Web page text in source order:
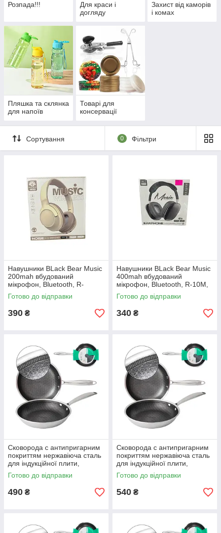
Розпада!!!
Для краси і
догляду
Захист від каморів
і комах
Пляшка та склянка
для напоїв
Товарі для
консервації
Сортування 0 Фільтри
Навушники BLack Bear Music
200mah вбудований
мікрофон, Bluetooth, R-
10M,AUX
Готово до відправки
390 ₴
Навушники BLack Bear Music
400mah вбудований
мікрофон, Bluetooth, R-10M,
AUX
Готово до відправки
340 ₴
Сковорода с антипригарним
покриттям нержавіюча сталь
для індукційної плити,
універсальна сковорода для
смаження 22см
Готово до відправки
490 ₴
Сковорода с антипригарним
покриттям нержавіюча сталь
для індукційної плити,
універсальна сковорода для
смаження 24см
Готово до відправки
540 ₴